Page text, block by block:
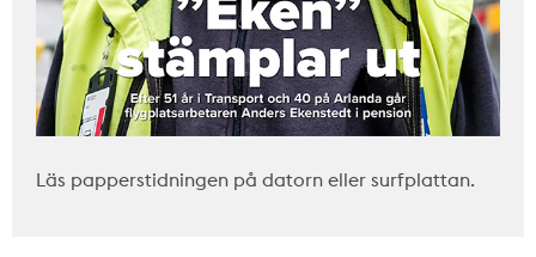
Läs papperstidningen på datorn eller surfplattan.